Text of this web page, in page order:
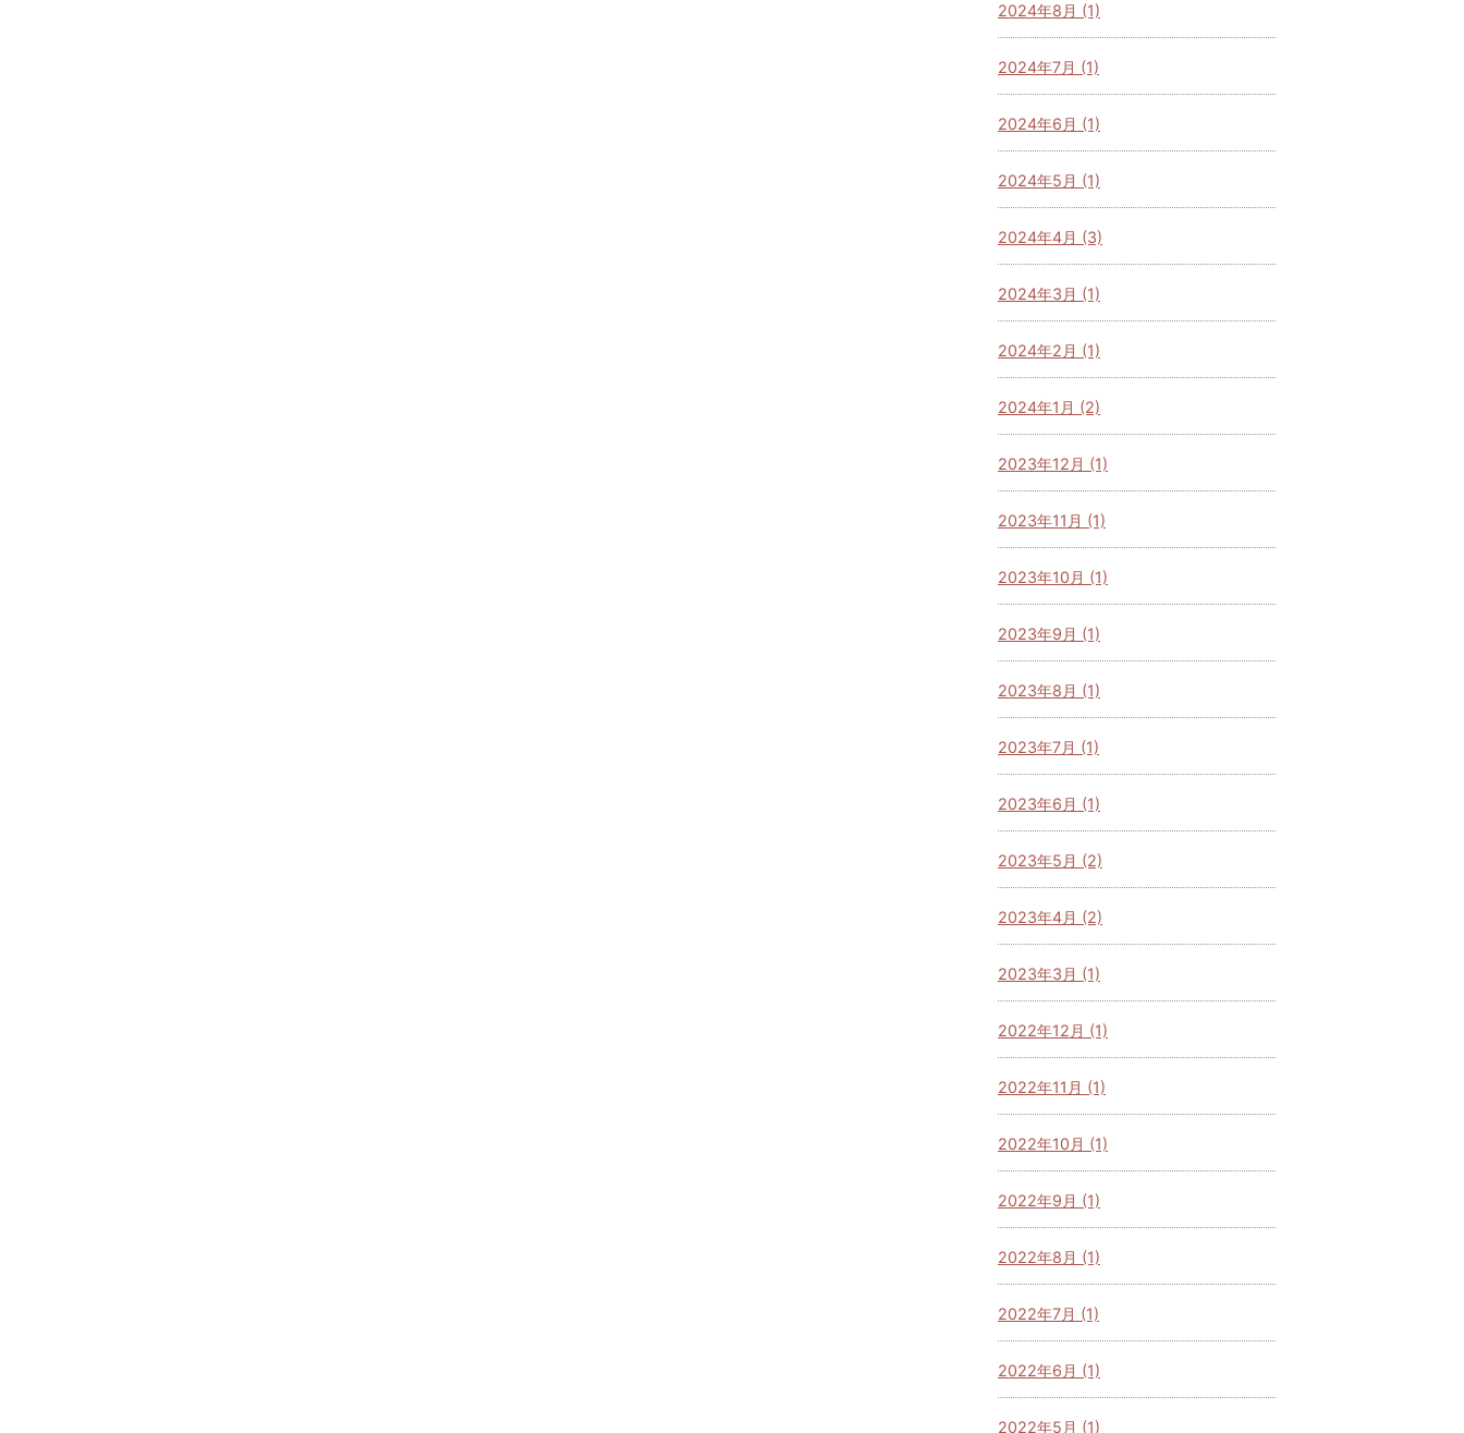
2024年8月 (1)
2024年7月 (1)
2024年6月 (1)
2024年5月 (1)
2024年4月 (3)
2024年3月 (1)
2024年2月 (1)
2024年1月 (2)
2023年12月 (1)
2023年11月 (1)
2023年10月 (1)
2023年9月 (1)
2023年8月 (1)
2023年7月 (1)
2023年6月 (1)
2023年5月 (2)
2023年4月 (2)
2023年3月 (1)
2022年12月 (1)
2022年11月 (1)
2022年10月 (1)
2022年9月 (1)
2022年8月 (1)
2022年7月 (1)
2022年6月 (1)
2022年5月 (1)